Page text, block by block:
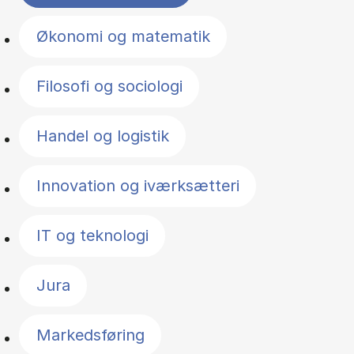
Økonomi og matematik
Filosofi og sociologi
Handel og logistik
Innovation og iværksætteri
IT og teknologi
Jura
Markedsføring